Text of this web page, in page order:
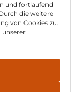
und fortlaufend
die weitere
von Cookies zu.
unserer